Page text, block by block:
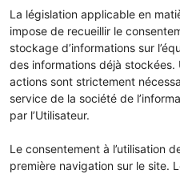
La législation applicable en
impose de recueillir le
stockage d’informations sur
des informations déjà
actions sont strictement
service de la société de
par l’Utilisateur.
Le consentement à l’utilisation
première navigation sur le site.